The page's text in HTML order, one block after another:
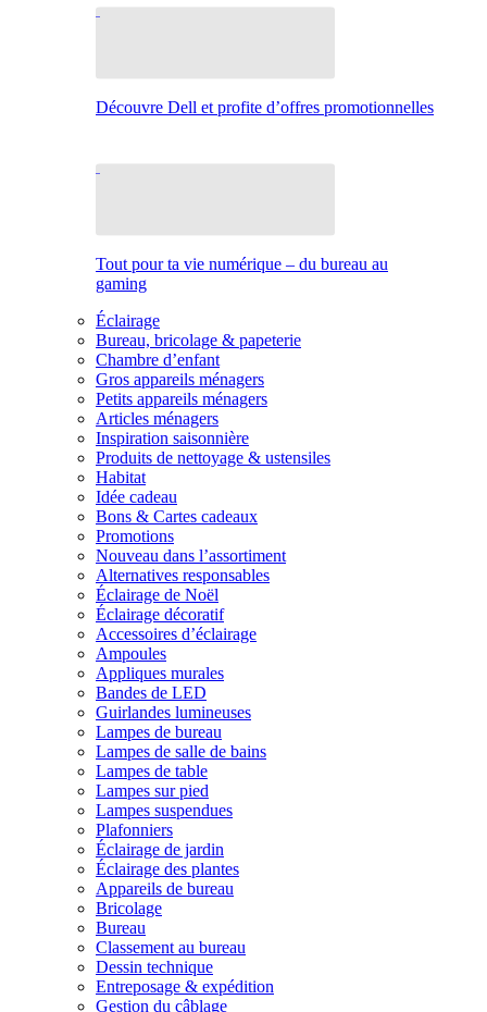
Découvre Dell et profite d’offres promotionnelles
Tout pour ta vie numérique – du bureau au
gaming
Éclairage
Bureau, bricolage & papeterie
Chambre d’enfant
Gros appareils ménagers
Petits appareils ménagers
Articles ménagers
Inspiration saisonnière
Produits de nettoyage & ustensiles
Habitat
Idée cadeau
Bons & Cartes cadeaux
Promotions
Nouveau dans l’assortiment
Alternatives responsables
Éclairage de Noël
Éclairage décoratif
Accessoires d’éclairage
Ampoules
Appliques murales
Bandes de LED
Guirlandes lumineuses
Lampes de bureau
Lampes de salle de bains
Lampes de table
Lampes sur pied
Lampes suspendues
Plafonniers
Éclairage de jardin
Éclairage des plantes
Appareils de bureau
Bricolage
Bureau
Classement au bureau
Dessin technique
Entreposage & expédition
Gestion du câblage